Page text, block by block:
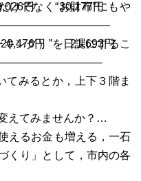
円 30,177円
円 21,693円
けでなく“お財布”にもや
ング）”を日課にするこ
てみるとか，上下３階ま
えてみませんか？
えるお金も増える，一石
考えて
くり」として，市内の各
キング